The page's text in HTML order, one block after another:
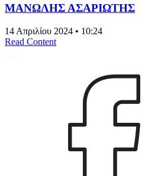
ΜΑΝΩΛΗΣ ΑΣΑΡΙΩΤΗΣ
14 Απριλίου 2024 • 10:24
Read Content